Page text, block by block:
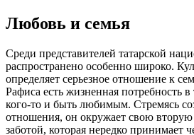
Любовь и семья
Среди представителей татарской
распространено особенно широко.
определяет серьезное отношение к
Рафиса есть жизненная потребность
кого-то и быть любимым. Стремясь
отношения, он окружает свою
заботой, которая нередко принимает